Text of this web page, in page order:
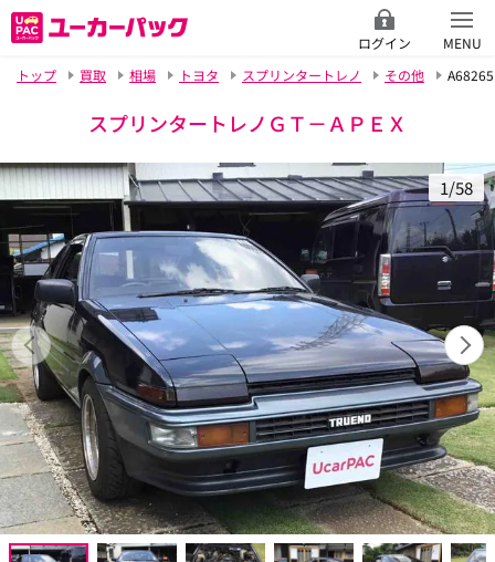
ログイン
MENU
トップ
買取 相場 トヨタ スプリンタートレノ その他 A68265
スプリンタートレノＧＴ－ＡＰＥＸ
1/58